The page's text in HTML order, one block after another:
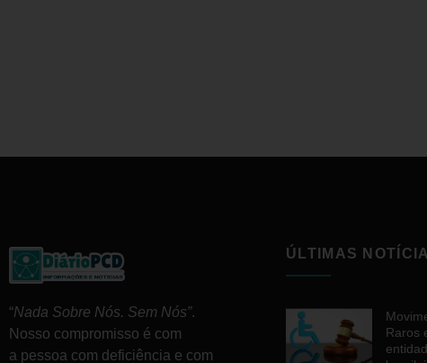
“Nada Sobre Nós. Sem Nós”.
Nosso compromisso é com
a pessoa com deficiência e com
ÚLTIMAS
Raros